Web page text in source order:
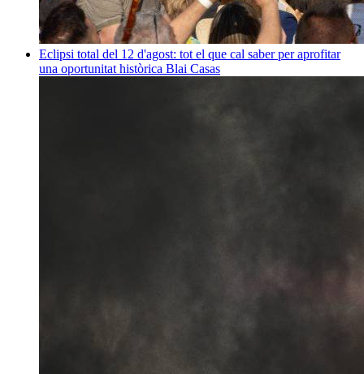
Eclipsi total del 12 d'agost: tot el que cal saber per aprofitar
una oportunitat històrica Blai Casas